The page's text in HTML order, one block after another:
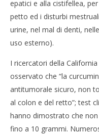
epatici e alla cistifellea,
petto ed i disturbi
urine, nel mal di denti,
uso esterno).
I ricercatori della
osservato che “la
antitumorale sicuro, non
al colon e del retto”; test
hanno dimostrato che
fino a 10 grammi.